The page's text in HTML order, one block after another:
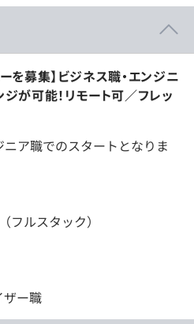
を募集】ビジネス職・エンジニ
が可能！リモート可／フレッ
ア職でのスタートとなりま
フルスタック）
ザー職